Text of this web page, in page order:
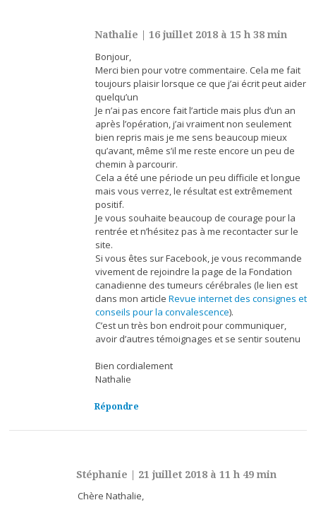
Nathalie 16 juillet 2018 à 15 h 38 min
Bonjour,
Merci bien pour votre commentaire. Cela me fait
toujours plaisir lorsque ce que j’ai écrit peut aider
quelqu’un
Je n’ai pas encore fait l’article mais plus d’un an
après l’opération, j’ai vraiment non seulement
bien repris mais je me sens beaucoup mieux
qu’avant, même s’il me reste encore un peu de
chemin à parcourir.
Cela a été une période un peu difficile et longue
mais vous verrez, le résultat est extrêmement
positif.
Je vous souhaite beaucoup de courage pour la
rentrée et n’hésitez pas à me recontacter sur le
site.
Si vous êtes sur Facebook, je vous recommande
vivement de rejoindre la page de la Fondation
canadienne des tumeurs cérébrales (le lien est
dans mon article Revue internet des consignes et
conseils pour la convalescence).
C’est un très bon endroit pour communiquer,
avoir d’autres témoignages et se sentir soutenu
Bien cordialement
Nathalie
Répondre
Stéphanie 21 juillet 2018 à 11 h 49 min
Chère Nathalie,